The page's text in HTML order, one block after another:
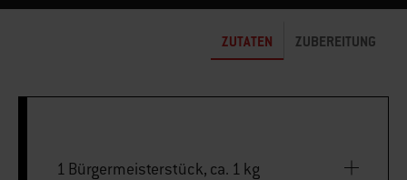
ZUTATEN ZUBEREITUNG
1 Bürgermeisterstück, ca. 1 kg